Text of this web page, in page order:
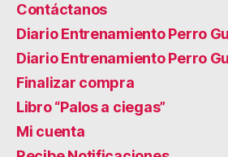
Contáctanos
Diario Entrenamiento Perro
Diario Entrenamiento Perro
Finalizar compra
Libro “Palos a ciegas”
Mi cuenta